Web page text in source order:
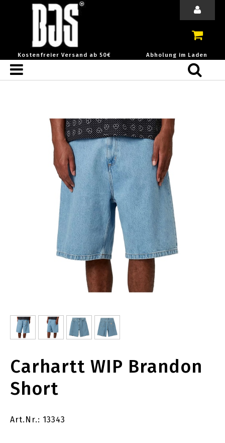
Kostenfreier Versand ab 50€ Abholung im Laden
Carhartt WIP Brandon
Short
Art.Nr.: 13343